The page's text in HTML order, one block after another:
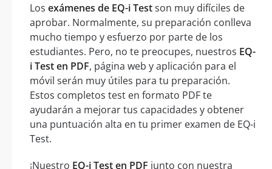
Los exámenes de EQ-i Testson muy difíciles de
aprobar. Normalmente, su preparación conlleva
mucho tiempo y esfuerzo por parte de los
estudiantes. Pero, no te preocupes, nuestros EQ-
i Test en PDF, página web y aplicación para el
móvil serán muy útiles para tu preparación.
Estos completos test en formato PDF te
ayudarán a mejorar tus capacidades y obtener
una puntuación alta en tu primer examen de EQ-i
Test.
¡Nuestro EQ-i Test en PDF junto con nuestra